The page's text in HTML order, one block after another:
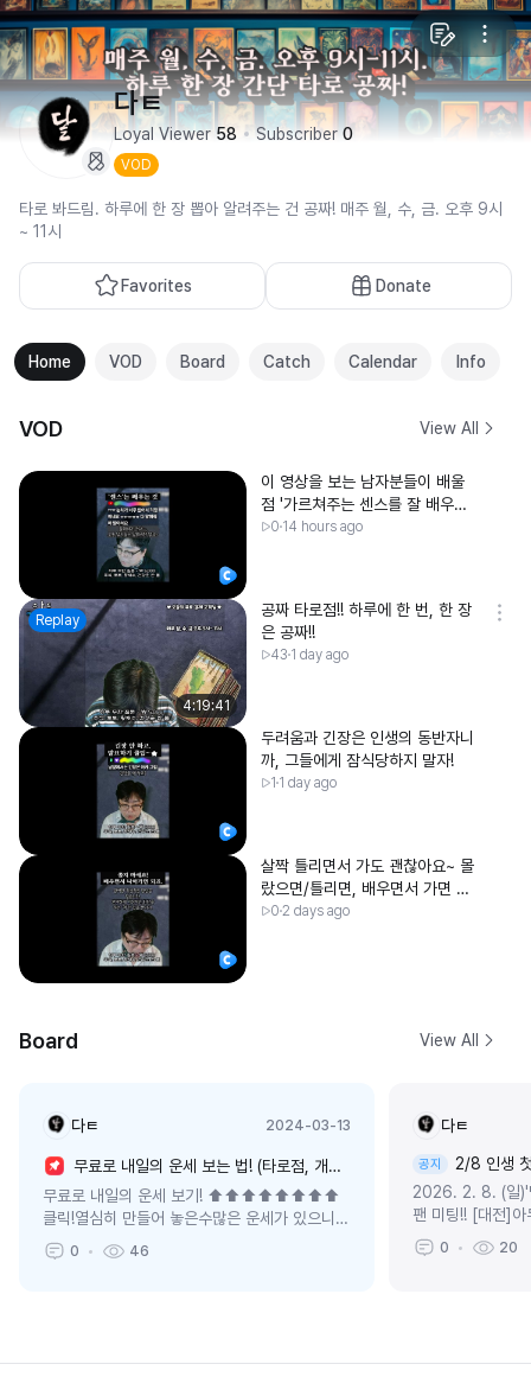
다ㅌ
Loyal Viewer 58 Subscriber 0
VOD
타로 봐드림. 하루에 한 장 뽑아 알려주는 건 공짜! 매주 월, 수, 금. 오후 9시
~ 11시
Favorites Donate
Home VOD Board Catch Calendar Info
VOD View All
이 영상을 보는 남자분들이 배울
점 '가르쳐주는 센스를 잘 배우면
유부남이 될 수 있다!'
0 14 hours ago
Replay
4:19:41
공짜 타로점!! 하루에 한 번, 한 장
은 공짜!!
43 1 day ago
두려움과 긴장은 인생의 동반자니
까, 그들에게 잠식당하지 말자!
1 1 day ago
살짝 틀리면서 가도 괜찮아요~ 몰
랐으면/틀리면, 배우면서 가면 되
지~!
0 2 days ago
Board View All
다ㅌ 2024-03-13
무료로 내일의 운세 보는 법! (타로점, 개인정보 요구X)
무료로 내일의 운세 보기! ⬆️⬆️⬆️⬆️⬆️⬆️⬆️⬆️
클릭!열심히 만들어 놓은수많은 운세가 있으니
즐겨주십쇼 ㅎㅎ
0 46
다ㅌ
공지
2/8 인생
2026. 2. 8. (일)'
팬 미팅!! [대전]아
같아. 빵이나 먹
벌써!!두 분이나
0 20